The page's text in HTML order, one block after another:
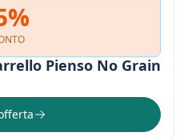
Pienso No Grain